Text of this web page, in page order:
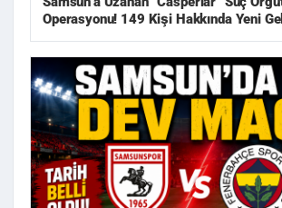
Operasyonu! 149 Kişi Hakkında Yeni